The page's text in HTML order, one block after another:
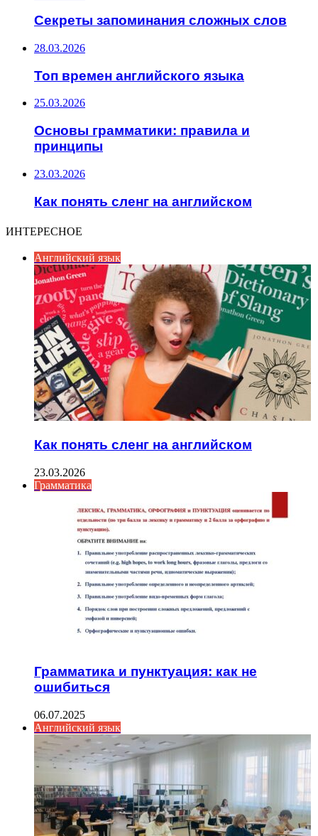
Секреты запоминания сложных слов
28.03.2026
Топ времен английского языка
25.03.2026
Основы грамматики: правила и
принципы
23.03.2026
Как понять сленг на английском
ИНТЕРЕСНОЕ
Английский язык
Как понять сленг на английском
23.03.2026
Грамматика
Грамматика и пунктуация: как не
ошибиться
06.07.2025
Английский язык